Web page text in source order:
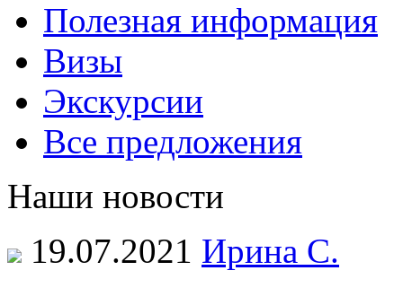
Полезная информация
Визы
Экскурсии
Все предложения
Наши новости
19.07.2021 Ирина С.